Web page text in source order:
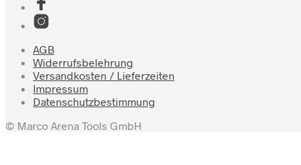
AGB
Widerrufsbelehrung
Versandkosten / Lieferzeiten
Impressum
Datenschutzbestimmung
© Marco Arena Tools GmbH